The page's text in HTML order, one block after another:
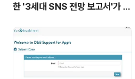
한 '3세대 SNS 전망 보고서'가 발